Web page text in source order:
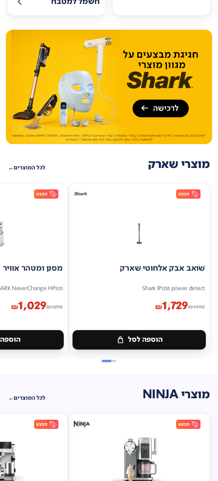
מוצרי שארק לכל המוצרים
שואב אבק אלחוטי שארק
Shark IP1253 power detect
₪1990
₪1,729
הוספה לסל
מסנן ומטהר אוויר
NeverChange HP303
₪1290
₪1,029
מוצרי NINJA לכל המוצרים